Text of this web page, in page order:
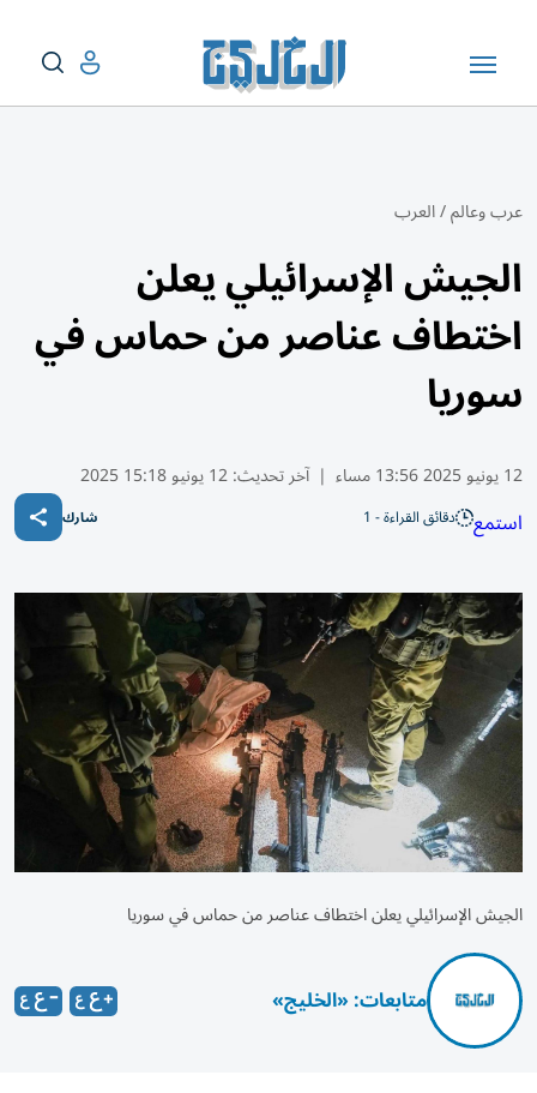
عرب وعالم/العرب
الجيش الإسرائيلي يعلن
اختطاف عناصر من حماس في
سوريا
12 يونيو 2025 13:56 مساء | آخر تحديث:12 يونيو 15:18 2025
استمع دقائق القراءة - 1 شارك
الجيش الإسرائيلي يعلن اختطاف عناصر من حماس في سوريا
متابعات: «الخليج»